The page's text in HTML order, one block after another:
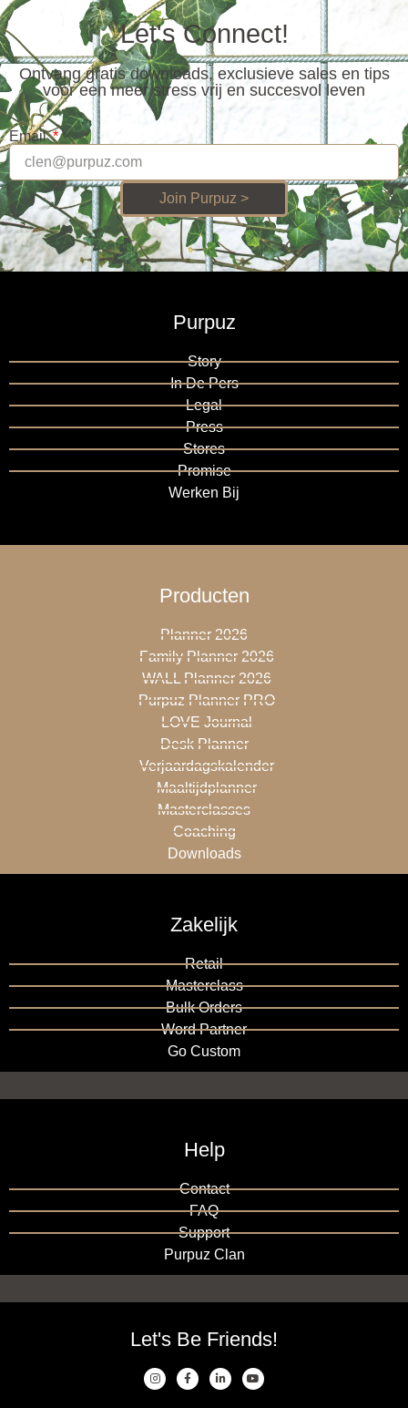
Let's Connect!
Ontvang gratis downloads, exclusieve sales en tips
voor een meer stress vrij en succesvol leven
Email
Join Purpuz >
Purpuz
Story
In De Pers
Legal
Press
Stores
Promise
Werken Bij
Producten
Planner 2026
Family Planner 2026
WALL Planner 2026
Purpuz Planner PRO
LOVE Journal
Desk Planner
Verjaardagskalender
Maaltijdplanner
Masterclasses
Coaching
Downloads
Zakelijk
Retail
Masterclass
Bulk Orders
Word Partner
Go Custom
Help
Contact
FAQ
Support
Purpuz Clan
Let's Be Friends!